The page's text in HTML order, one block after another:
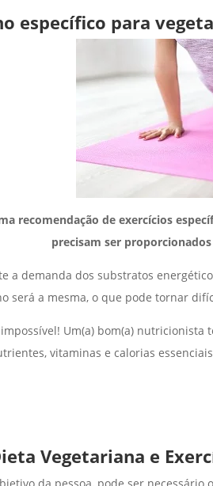
específico para
recomendação de exercícios
precisam ser
a demanda dos substratos
será a mesma, o que pode tornar
Um(a) bom(a)
vitaminas e calorias
Vegetariana e